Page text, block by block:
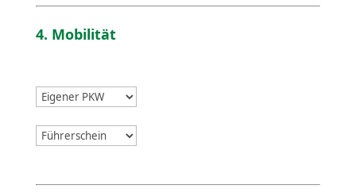
4. Mobilität